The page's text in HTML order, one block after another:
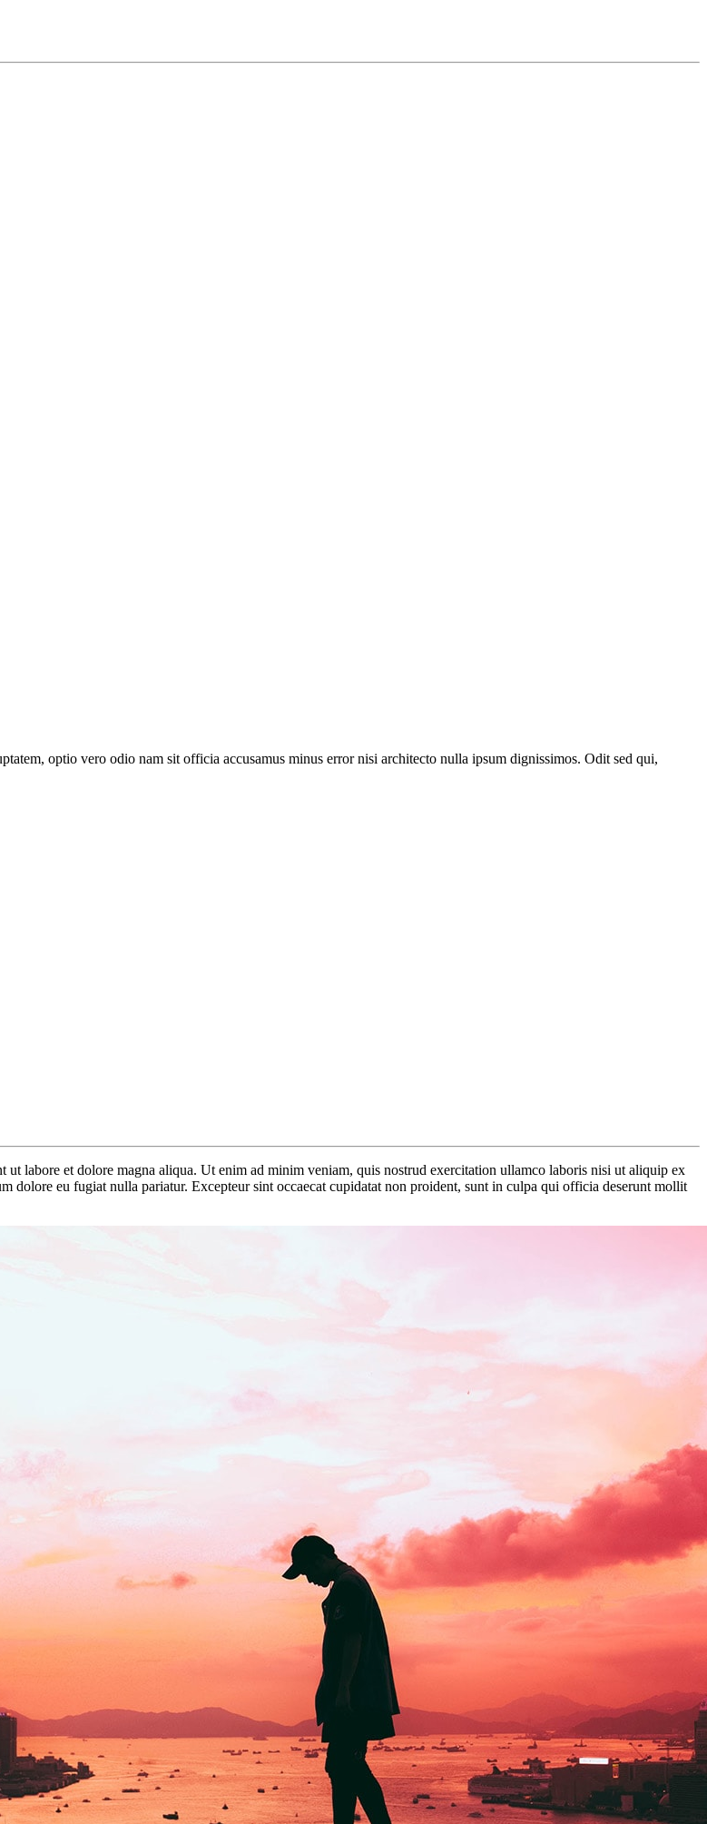
optio vero odio nam sit officia accusamus minus error nisi architecto nulla ipsum dignissimos. Odit sed qui,
labore et dolore magna aliqua. Ut enim ad minim veniam, quis nostrud exercitation ullamco laboris nisi ut aliquip ex
dolore eu fugiat nulla pariatur. Excepteur sint occaecat cupidatat non proident, sunt in culpa qui officia deserunt mollit